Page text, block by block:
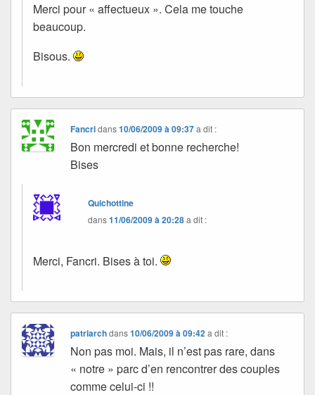
Merci pour « affectueux ». Cela me touche
beaucoup.
Bisous.
Fancridans10/06/2009 à 09:37 a dit :
Bon mercredi et bonne recherche!
Bises
Quichottine
dans11/06/2009 à 20:28a dit :
Merci, Fancri. Bises à toi.
patriarchdans10/06/2009 à 09:42 a dit :
Non pas moi. Mais, il n’est pas rare, dans
« notre » parc d’en rencontrer des couples
comme celui-ci !!